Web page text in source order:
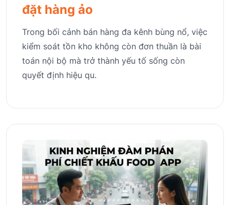
đặt hàng ảo
Trong bối cảnh bán hàng đa kênh bùng nổ, việc
kiểm soát tồn kho không còn đơn thuần là bài
toán nội bộ mà trở thành yếu tố sống còn
quyết định hiệu qu.